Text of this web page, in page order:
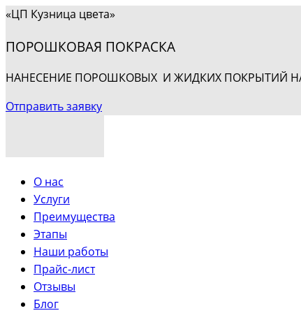
«ЦП Кузница цвета»
ПОРОШКОВАЯ ПОКРАСКА
НАНЕСЕНИЕ ПОРОШКОВЫХ И ЖИДКИХ ПОКРЫТИЙ
Отправить заявку
О нас
Услуги
Преимущества
Этапы
Наши работы
Прайс-лист
Отзывы
Блог